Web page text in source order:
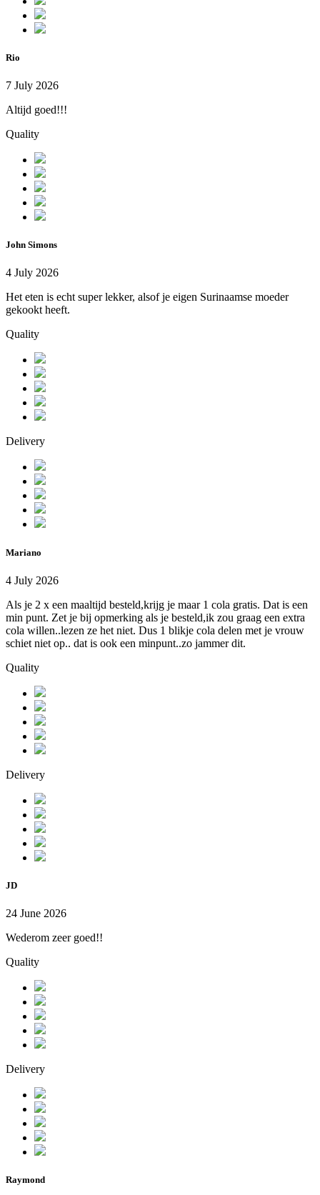
Rio
7 July 2026
Altijd goed!!!
Quality
John Simons
4 July 2026
Het eten is echt super lekker, alsof je eigen Surinaamse moeder
gekookt heeft.
Quality
Delivery
Mariano
4 July 2026
Als je 2 x een maaltijd besteld,krijg je maar 1 cola gratis. Dat is een
min punt. Zet je bij opmerking als je besteld,ik zou graag een extra
cola willen..lezen ze het niet. Dus 1 blikje cola delen met je vrouw
schiet niet op.. dat is ook een minpunt..zo jammer dit.
Quality
Delivery
JD
24 June 2026
Wederom zeer goed!!
Quality
Delivery
Raymond